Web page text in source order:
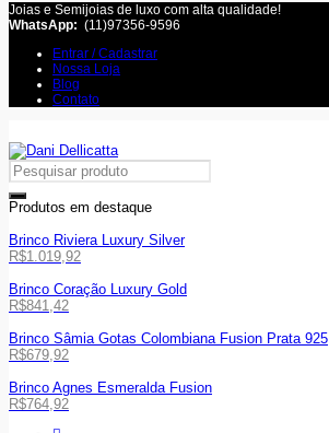
Joias e Semijoias de luxo com alta qualidade!
WhatsApp: (11)97356-9596
Entrar / Cadastrar
Nossa Loja
Blog
Contato
Produtos em destaque
Brinco Riviera Luxury Silver
R$1.019,92
Brinco Coração Luxury Gold
R$841,42
Brinco Sâmia Gotas Colombiana Fusion Prata 925
R$679,92
Brinco Agnes Esmeralda Fusion
R$764,92